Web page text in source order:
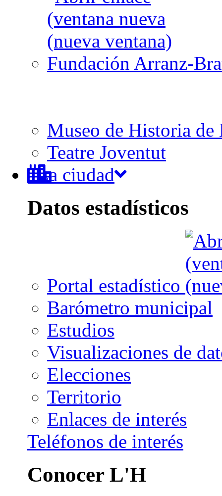
Fundación Arranz-
Museo de Historia de
Teatre Joventut
La ciudad
Datos estadísticos
Portal estadístico
Barómetro municipal
Estudios
Visualizaciones de
Elecciones
Territorio
Enlaces de interés
Teléfonos de interés
Conocer L'H